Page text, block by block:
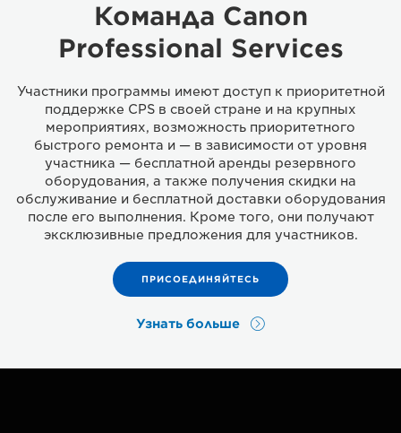
Команда Canon
Professional Services
Участники программы имеют доступ к приоритетной
поддержке CPS в своей стране и на крупных
мероприятиях, возможность приоритетного
быстрого ремонта и — в зависимости от уровня
участника — бесплатной аренды резервного
оборудования, а также получения скидки на
обслуживание и бесплатной доставки оборудования
после его выполнения. Кроме того, они получают
эксклюзивные предложения для участников.
ПРИСОЕДИНЯЙТЕСЬ
Узнать больше